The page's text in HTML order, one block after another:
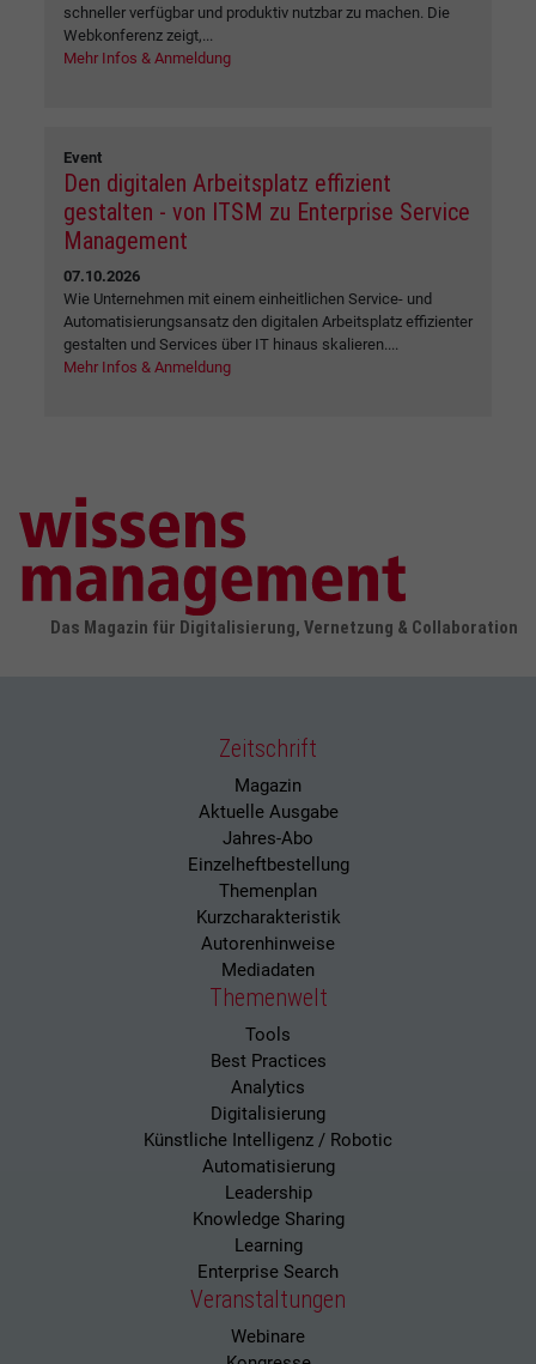
schneller verfügbar und produktiv nutzbar zu machen. Die
Webkonferenz zeigt,...
Mehr Infos & Anmeldung
Event
Den digitalen Arbeitsplatz effizient
gestalten - von ITSM zu Enterprise Service
Management
07.10.2026
Wie Unternehmen mit einem einheitlichen Service- und
Automatisierungsansatz den digitalen Arbeitsplatz effizienter
gestalten und Services über IT hinaus skalieren....
Mehr Infos & Anmeldung
Das Magazin für Digitalisierung, Vernetzung & Collaboration
Zeitschrift
Magazin
Aktuelle Ausgabe
Jahres-Abo
Einzelheftbestellung
Themenplan
Kurzcharakteristik
Autorenhinweise
Mediadaten
Themenwelt
Tools
Best Practices
Analytics
Digitalisierung
Künstliche Intelligenz / Robotic
Automatisierung
Leadership
Knowledge Sharing
Learning
Enterprise Search
Veranstaltungen
Webinare